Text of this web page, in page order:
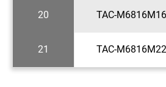
20 TAC-M6816M16
21 TAC-M6816M22